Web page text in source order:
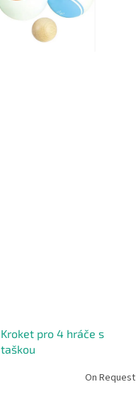
Kroket pro 4 hráče s
taškou
On Request